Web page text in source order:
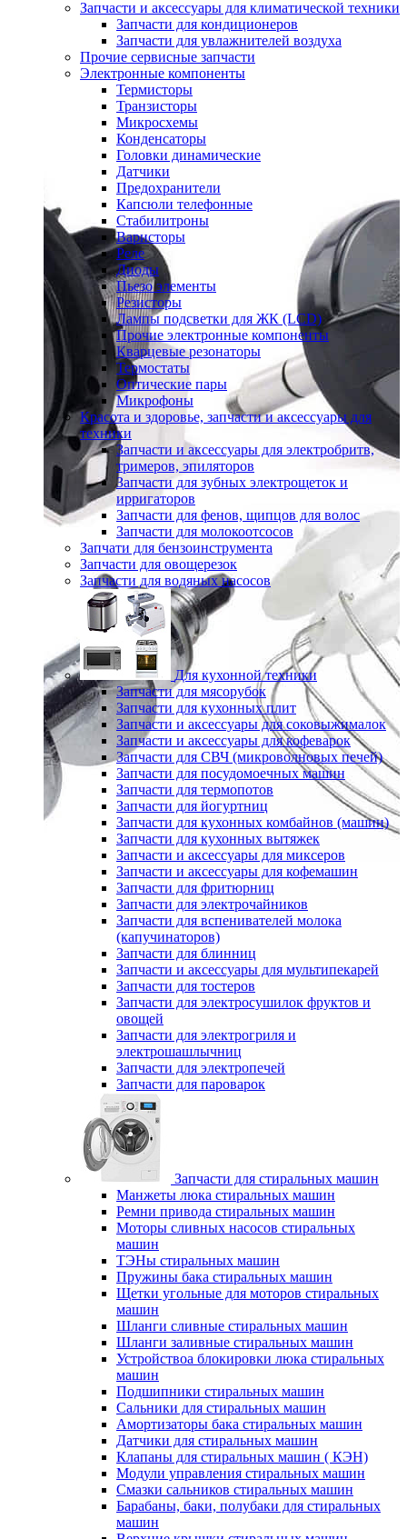
Запчасти и аксессуары для климатической техники
Запчасти для кондиционеров
Запчасти для увлажнителей воздуха
Прочие сервисные запчасти
Электронные компоненты
Термисторы
Транзисторы
Микросхемы
Конденсаторы
Головки динамические
Датчики
Предохранители
Капсюли телефонные
Стабилитроны
Варисторы
Реле
Диоды
Пьезо элементы
Резисторы
Лампы подсветки для ЖК (LCD)
Прочие электронные компоненты
Кварцевые резонаторы
Термостаты
Оптические пары
Микрофоны
Красота и здоровье, запчасти и аксессуары для
техники
Запчасти и аксессуары для электробритв,
тримеров, эпиляторов
Запчасти для зубных электрощеток и
ирригаторов
Запчасти для фенов, щипцов для волос
Запчасти для молокоотсосов
Запчати для бензоинструмента
Запчасти для овощерезок
Запчасти для водяных насосов
Для кухонной техники
Запчасти для мясорубок
Запчасти для кухонных плит
Запчасти и аксессуары для соковыжималок
Запчасти и аксессуары для кофеварок
Запчасти для СВЧ (микроволновых печей)
Запчасти для посудомоечных машин
Запчасти для термопотов
Запчасти для йогуртниц
Запчасти для кухонных комбайнов (машин)
Запчасти для кухонных вытяжек
Запчасти и аксессуары для миксеров
Запчасти и аксессуары для кофемашин
Запчасти для фритюрниц
Запчасти для электрочайников
Запчасти для вспенивателей молока
(капучинаторов)
Запчасти для блинниц
Запчасти и аксессуары для мультипекарей
Запчасти для тостеров
Запчасти для электросушилок фруктов и
овощей
Запчасти для электрогриля и
электрошашлычниц
Запчасти для электропечей
Запчасти для пароварок
Запчасти для стиральных машин
Манжеты люка стиральных машин
Ремни привода стиральных машин
Моторы сливных насосов стиральных
машин
ТЭНы стиральных машин
Пружины бака стиральных машин
Щетки угольные для моторов стиральных
машин
Шланги сливные стиральных машин
Шланги заливные стиральных машин
Устройствоа блокировки люка стиральных
машин
Подшипники стиральных машин
Сальники для стиральных машин
Амортизаторы бака стиральных машин
Датчики для стиральных машин
Клапаны для стиральных машин ( КЭН)
Модули управления стиральных машин
Смазки сальников стиральных машин
Барабаны, баки, полубаки для стиральных
машин